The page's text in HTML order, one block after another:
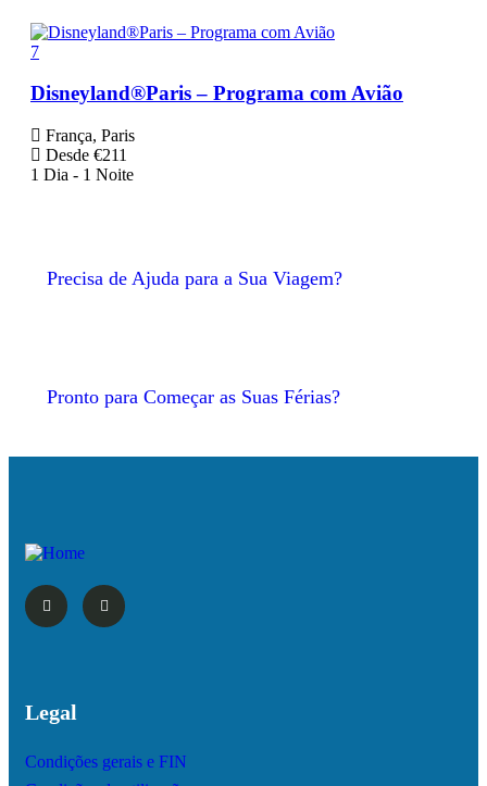
7
Disneyland®Paris – Programa com Avião
França, Paris
Desde €211
1 Dia - 1 Noite
Precisa de Ajuda para a Sua Viagem?
Pronto para Começar as Suas Férias?
Legal
Condições gerais e FIN